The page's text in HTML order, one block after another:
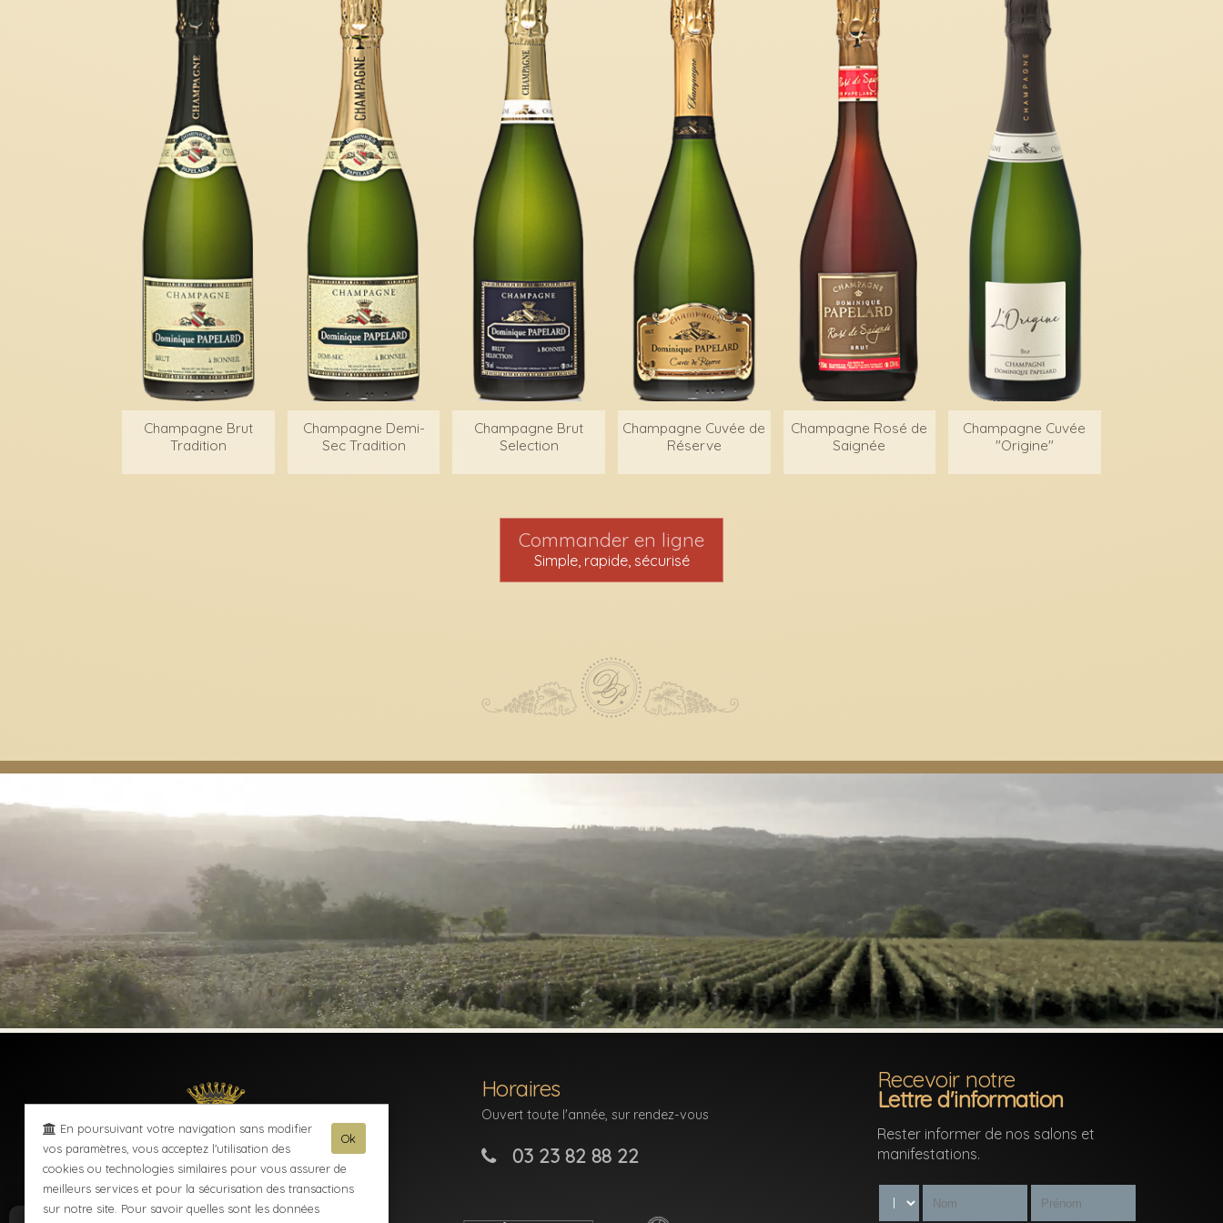
Champagne Brut
Tradition
Champagne Demi-
Sec Tradition
Champagne Brut
Selection
Champagne Cuvée de
Réserve
Champagne Rosé de
Saignée
Champagne Cuvée
"Origine"
Commander en ligne
Simple, rapide, sécurisé
Horaires
Ouvert toute l'année, sur rendez-vous
03 23 82 88 22
Recevoir notre
Lettre d'information
Rester informer de nos salons et
manifestations.
Ok
En poursuivant votre navigation sans modifier
vos paramètres, vous acceptez l'utilisation des
cookies ou technologies similaires pour vous assurer de
meilleurs services et pour la sécurisation des transactions
sur notre site. Pour savoir quelles sont les données